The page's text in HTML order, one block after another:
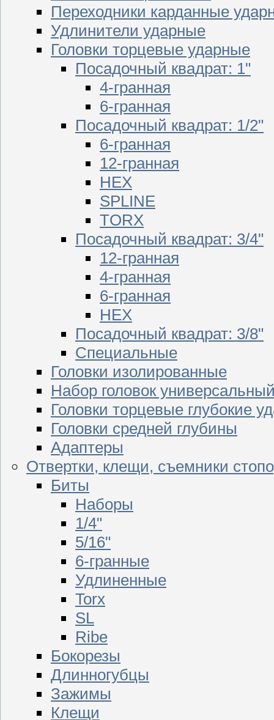
Переходники карданные
Удлинители ударные
Головки торцевые ударные
Посадочный квадрат: 1"
4-гранная
6-гранная
Посадочный квадрат: 1/2"
6-гранная
12-гранная
HEX
SPLINE
TORX
Посадочный квадрат: 3/4"
12-гранная
4-гранная
6-гранная
HEX
Посадочный квадрат: 3/8"
Специальные
Головки изолированные
Набор головок
Головки торцевые глубокие
Головки средней глубины
Адаптеры
Отвертки, клещи, съемники
Биты
Наборы
1/4"
5/16"
6-гранные
Удлиненные
Torx
SL
Ribe
Бокорезы
Длинногубцы
Зажимы
Клещи